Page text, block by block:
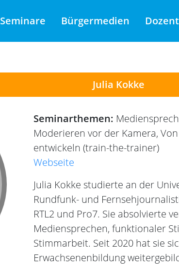
Seminare Bürgermedien
Julia Kokke
Seminarthemen:
Moderieren vor der Kamera,
entwickeln (train-the-trainer)
Webseite
Julia Kokke studierte an der
Rundfunk- und
RTL2 und Pro7. Sie absolvierte
Mediensprechen, funktionaler
Stimmarbeit. Seit 2020 hat sie
Erwachsenenbildung